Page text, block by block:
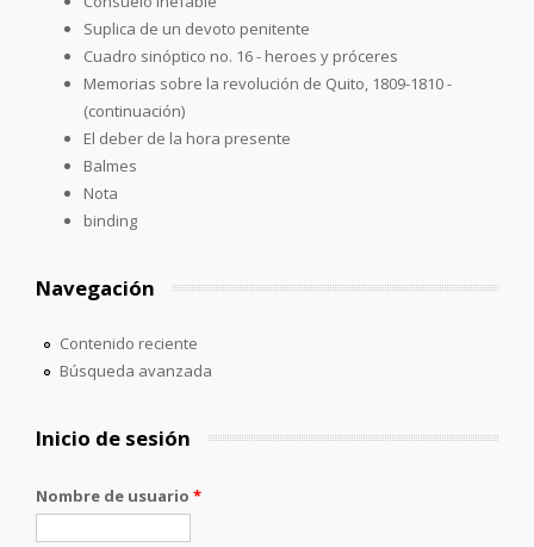
Suplica de un devoto penitente
Cuadro sinóptico no. 16 - heroes y próceres
Memorias sobre la revolución de Quito, 1809-1810 -
(continuación)
El deber de la hora presente
Balmes
Nota
binding
Navegación
Contenido reciente
Búsqueda avanzada
Inicio de sesión
Nombre de usuario *